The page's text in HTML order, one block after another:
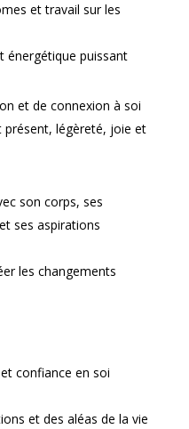
et travail sur les
énergétique puissant
et de connexion à soi
présent, légèreté, joie et
son corps, ses
ses aspirations
les changements
confiance en soi
et des aléas de la vie